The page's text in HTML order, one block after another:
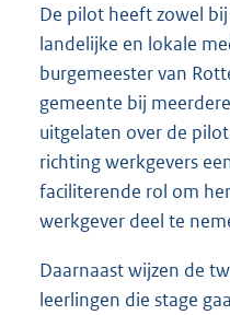
De pilot heeft zowel
landelijke en lokale
burgemeester van
gemeente bij
uitgelaten over de
richting werkgevers
faciliterende rol om
werkgever deel te
Daarnaast wijzen de
leerlingen die stage